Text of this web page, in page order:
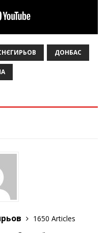
ДОНБАС
1650 Articles